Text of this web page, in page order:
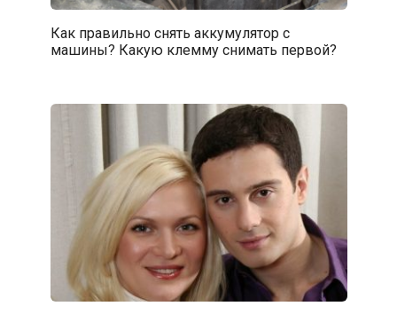
Как правильно снять аккумулятор с
машины? Какую клемму снимать первой?